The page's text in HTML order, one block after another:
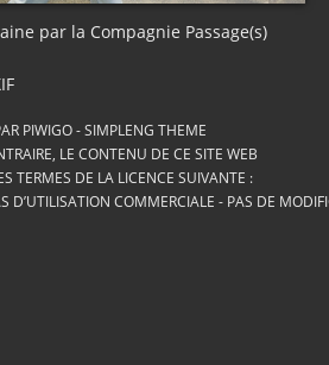
par la Compagnie Passage(s)
PIWIGO-SIMPLENG THEME
LE CONTENU DE CE SITE WEB
TERMES DE LA LICENCE SUIVANTE :
D’UTILISATION COMMERCIALE - PAS DE